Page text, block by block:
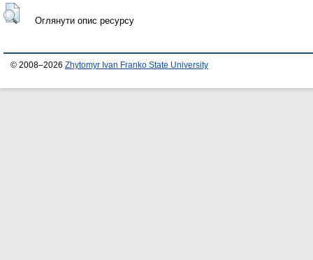
Оглянути опис ресурсу
© 2008–2026 Zhytomyr Ivan Franko State University